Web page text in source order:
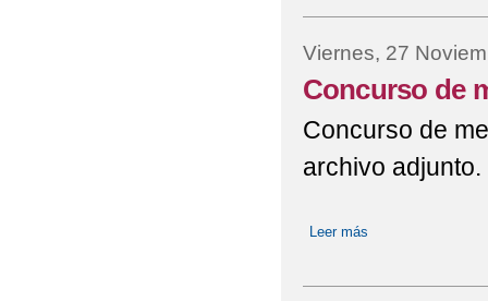
Viernes, 27
Concurso de
Concurso de
archivo adjunto.
Leer más